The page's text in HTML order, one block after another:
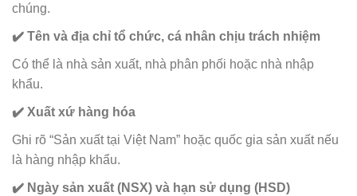
chúng.
✔️ Tên và địa chỉ tổ chức, cá nhân chịu trách nhiệm
Có thể là nhà sản xuất, nhà phân phối hoặc nhà nhập
khẩu.
✔️ Xuất xứ hàng hóa
Ghi rõ “Sản xuất tại Việt Nam” hoặc quốc gia sản xuất nếu
là hàng nhập khẩu.
✔️ Ngày sản xuất (NSX) và hạn sử dụng (HSD)